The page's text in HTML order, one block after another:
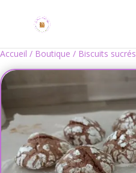
Accueil / Boutique / Biscuits sucrés